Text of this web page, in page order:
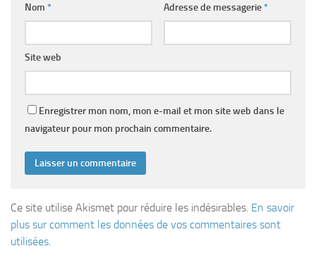
Nom * Adresse de messagerie*
Site web
Enregistrer mon nom, mon e-mail et mon site web dans le
navigateur pour mon prochain commentaire.
Ce site utilise Akismet pour réduire les indésirables. En savoir
plus sur comment les données de vos commentaires sont
utilisées